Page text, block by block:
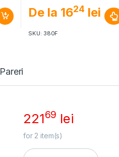
De la 1624 lei
SKU: 380F
Pareri
22169 lei
for 2 item(s)